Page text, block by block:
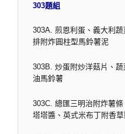
303題組
303A. 煎恩利蛋、義大利
排附炸圓柱型馬鈴薯泥
303B. 炒蛋附炒洋菇片、
油馬鈴薯
303C. 總匯三明治附炸薯
塔塔醬、英式米布丁附香